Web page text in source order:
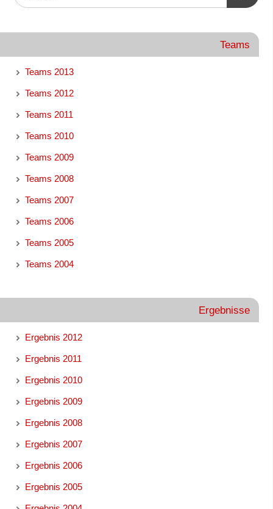
Teams
Teams 2013
Teams 2012
Teams 2011
Teams 2010
Teams 2009
Teams 2008
Teams 2007
Teams 2006
Teams 2005
Teams 2004
Ergebnisse
Ergebnis 2012
Ergebnis 2011
Ergebnis 2010
Ergebnis 2009
Ergebnis 2008
Ergebnis 2007
Ergebnis 2006
Ergebnis 2005